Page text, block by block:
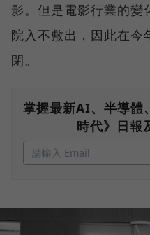
影。但是電影行業的變
院入不敷出，因此在今
閉。
掌握最新AI、半導體
時代》日報